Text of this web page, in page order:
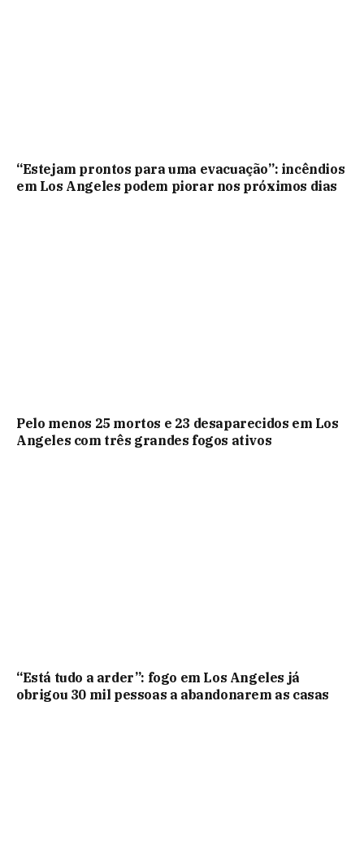
“Estejam prontos para uma evacuação”: incêndios
em Los Angeles podem piorar nos próximos dias
Pelo menos 25 mortos e 23 desaparecidos em Los
Angeles com três grandes fogos ativos
“Está tudo a arder”: fogo em Los Angeles já
obrigou 30 mil pessoas a abandonarem as casas